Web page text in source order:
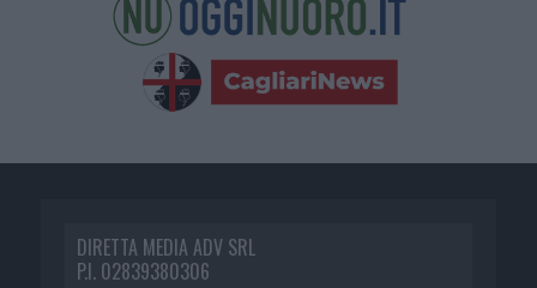
DIRETTA MEDIA ADV SRL
P.I. 02839380306